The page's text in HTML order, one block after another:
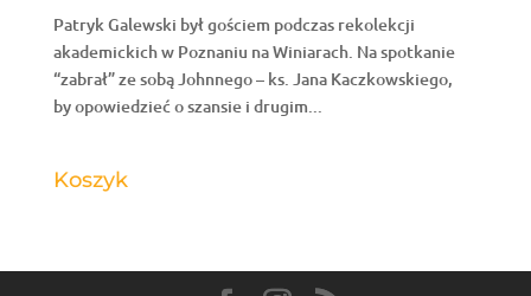
Patryk Galewski był gościem podczas rekolekcji
akademickich w Poznaniu na Winiarach. Na spotkanie
“zabrał” ze sobą Johnnego – ks. Jana Kaczkowskiego,
by opowiedzieć o szansie i drugim...
Koszyk